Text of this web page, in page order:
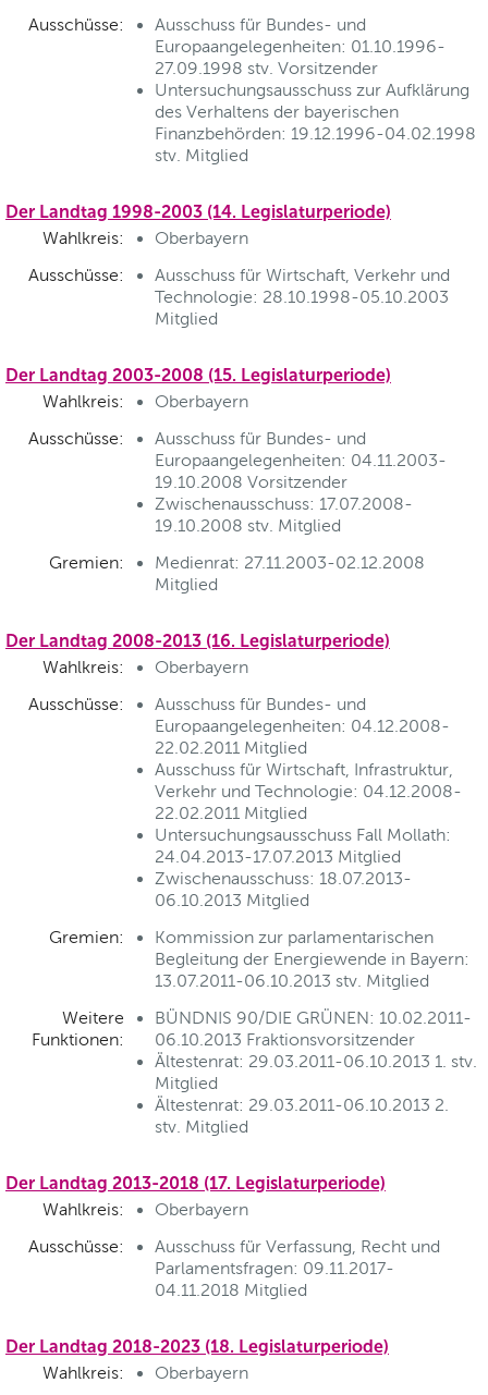
Ausschüsse:
Ausschuss für Bundes- und
Europaangelegenheiten: 01.10.1996-
27.09.1998 stv. Vorsitzender
Untersuchungsausschuss zur Aufklärung
des Verhaltens der bayerischen
Finanzbehörden: 19.12.1996-04.02.1998
stv. Mitglied
Der Landtag 1998-2003 (14. Legislaturperiode)
Wahlkreis:
Oberbayern
Ausschüsse:
Ausschuss für Wirtschaft, Verkehr und
Technologie: 28.10.1998-05.10.2003
Mitglied
Der Landtag 2003-2008 (15. Legislaturperiode)
Wahlkreis:
Oberbayern
Ausschüsse:
Ausschuss für Bundes- und
Europaangelegenheiten: 04.11.2003-
19.10.2008 Vorsitzender
Zwischenausschuss: 17.07.2008-
19.10.2008 stv. Mitglied
Gremien:
Medienrat: 27.11.2003-02.12.2008
Mitglied
Der Landtag 2008-2013 (16. Legislaturperiode)
Wahlkreis:
Oberbayern
Ausschüsse:
Ausschuss für Bundes- und
Europaangelegenheiten: 04.12.2008-
22.02.2011 Mitglied
Ausschuss für Wirtschaft, Infrastruktur,
Verkehr und Technologie: 04.12.2008-
22.02.2011 Mitglied
Untersuchungsausschuss Fall Mollath:
24.04.2013-17.07.2013 Mitglied
Zwischenausschuss: 18.07.2013-
06.10.2013 Mitglied
Gremien:
Kommission zur parlamentarischen
Begleitung der Energiewende in Bayern:
13.07.2011-06.10.2013 stv. Mitglied
Weitere
Funktionen:
BÜNDNIS 90/DIE GRÜNEN: 10.02.2011-
06.10.2013 Fraktionsvorsitzender
Ältestenrat: 29.03.2011-06.10.2013 1. stv.
Mitglied
Ältestenrat: 29.03.2011-06.10.2013 2.
stv. Mitglied
Der Landtag 2013-2018 (17. Legislaturperiode)
Wahlkreis:
Oberbayern
Ausschüsse:
Ausschuss für Verfassung, Recht und
Parlamentsfragen: 09.11.2017-
04.11.2018 Mitglied
Der Landtag 2018-2023 (18. Legislaturperiode)
Wahlkreis: Oberbayern